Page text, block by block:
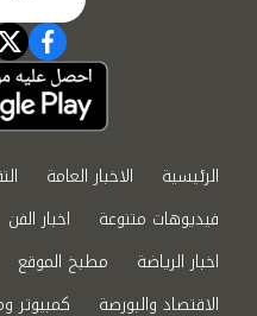
الرئيسية الاخبار العامة
فيديوهات متنوعة
اخبار الفن
اخبار الرياضة
مطبخ الموقع
الاقتصاد والبورصة
كمبيوتر